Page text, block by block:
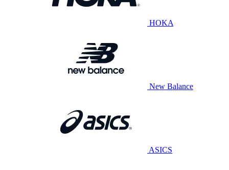
HOKA
New Balance
ASICS